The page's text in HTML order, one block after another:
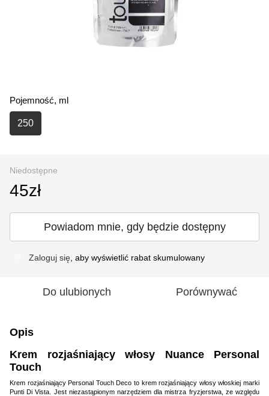
Pojemność, ml
250
Niedostępne
45zł
Powiadom mnie, gdy będzie dostępny
Zaloguj się , aby wyświetlić rabat skumulowany
Do ulubionych Porównywać
Opis
Krem rozjaśniający włosy Nuance Personal
Touch
Krem rozjaśniający Personal Touch Deco to krem rozjaśniający włosy włoskiej marki
Punti Di Vista. Jest niezastąpionym narzędziem dla mistrza fryzjerstwa, ze względu